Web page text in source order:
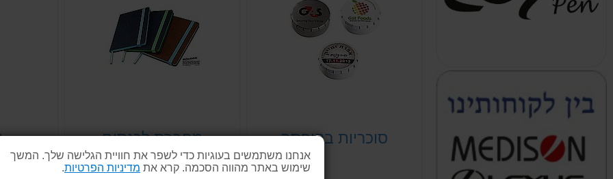
אנחנו משתמשים בעוגיות כדי לשפר את חוויית הגלישה שלך. המשך
שימוש באתר מהווה הסכמה. קרא את מדיניות הפרטיות.
סוכריות בקופסה מחברת לכנסים